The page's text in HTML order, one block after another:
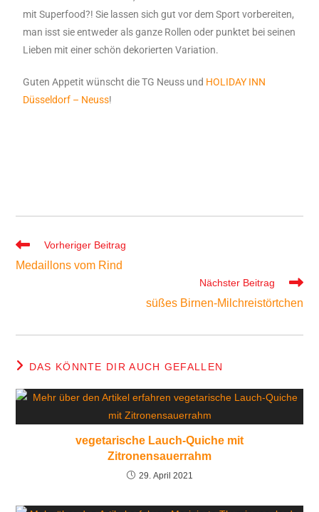
mit Superfood?! Sie lassen sich gut vor dem Sport vorbereiten,
man isst sie entweder als ganze Rollen oder punktet bei seinen
Lieben mit einer schön dekorierten Variation.
Guten Appetit wünscht die TG Neuss und HOLIDAY INN
Düsseldorf – Neuss!
Vorheriger Beitrag
Medaillons vom Rind
Nächster Beitrag
süßes Birnen-Milchreistörtchen
DAS KÖNNTE DIR AUCH GEFALLEN
vegetarische Lauch-Quiche mit
Zitronensauerrahm
29. April 2021